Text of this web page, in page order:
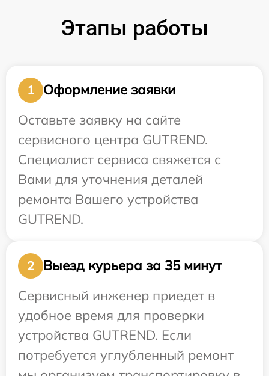
Этапы работы
1
Оформление заявки
Оставьте заявку на сайте
сервисного центра GUTREND.
Специалист сервиса свяжется с
Вами для уточнения деталей
ремонта Вашего устройства
GUTREND.
2
Выезд курьера за 35 минут
Сервисный инженер приедет в
удобное время для проверки
устройства GUTREND. Если
потребуется углубленный ремонт